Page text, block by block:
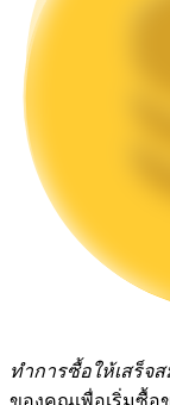
การล็อค BTR
การลงทุนพิเ
ทำการซื้อให้เสร็จ
ของคุณเพื่อเริ่มซื้อ